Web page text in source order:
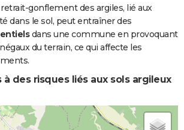
gonflement des argiles, lié aux
dans le sol, peut entraîner des
dans une commune en provoquant
du terrain, ce qui affecte les
à des risques liés aux sols argileux